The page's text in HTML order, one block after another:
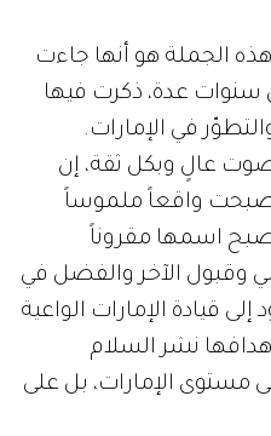
الجملة هو أنها جاءت
سنوات عدة، ذكرت فيها
في الإمارات.
عالٍ وبكل ثقة، إن
واقعاً ملموساً
اسمها مقروناً
وقبول الآخر والفضل في
قيادة الإمارات الواعية
نشر السلام
مستوى الإمارات، بل على